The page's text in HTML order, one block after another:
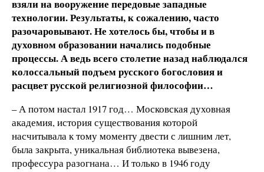
взяли на вооружение передовые западные
технологии. Результаты, к сожалению, часто
разочаровывают. Не хотелось бы, чтобы и в
духовном образовании начались подобные
процессы. А ведь всего столетие назад наблюдался
колоссальный подъем русского богословия и
расцвет русской религиозной философии…
– А потом настал 1917 год… Московская духовная
академия, история существования которой
насчитывала к тому моменту двести с лишним лет,
была закрыта, уникальная библиотека вывезена,
профессура разогнана… И только в 1946 году